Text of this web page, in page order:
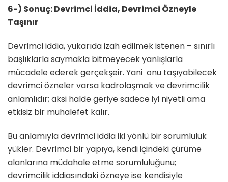
6-) Sonuç: Devrimci İddia, Devrimci Özneyle
Taşınır
Devrimci iddia, yukarıda izah edilmek istenen – sınırlı
başlıklarla saymakla bitmeyecek yanlışlarla
mücadele ederek gerçekşeir. Yani onu taşıyabilecek
devrimci özneler varsa kadrolaşmak ve devrimcilik
anlamlıdır; aksi halde geriye sadece iyi niyetli ama
etkisiz bir muhalefet kalır.
Bu anlamıyla devrimci iddia iki yönlü bir sorumluluk
yükler. Devrimci bir yapıya, kendi içindeki çürüme
alanlarına müdahale etme sorumluluğunu;
devrimcilik iddiasındaki özneye ise kendisiyle